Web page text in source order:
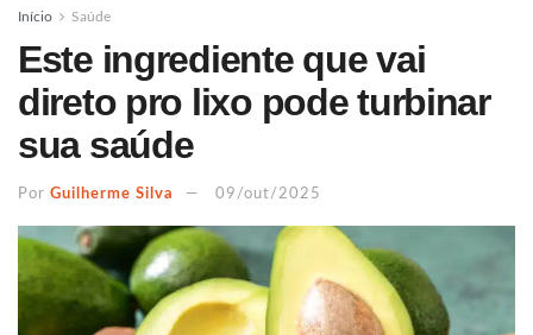
Início Saúde
Este ingrediente que vai
direto pro lixo pode turbinar
sua saúde
Por Guilherme Silva 09/out/2025